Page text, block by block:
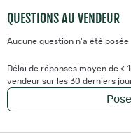
QUESTIONS AU VENDEUR
Aucune question n'a été posée
Délai de réponses moyen de <
vendeur sur les 30 derniers